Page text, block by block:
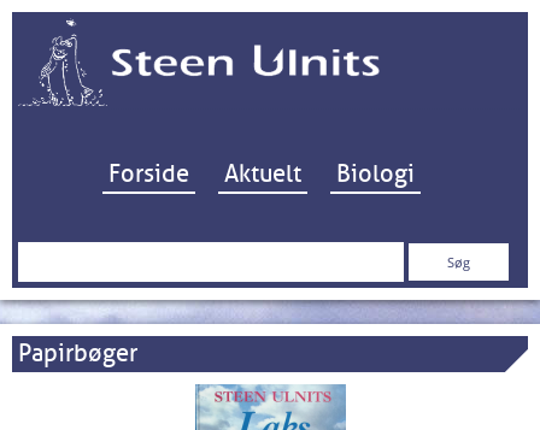
Hop til indhold
Forside Aktuelt Biologi
Søg
Papirbøger